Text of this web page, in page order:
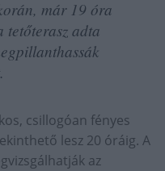
már 19 óra
tetőterasz adta
csillogóan fényes
lesz 20 óráig. A
az